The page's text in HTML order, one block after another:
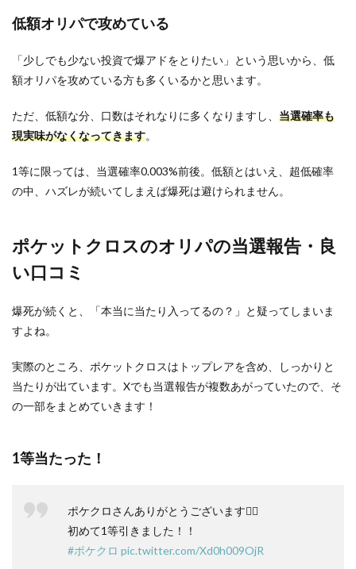
低額オリパで攻めている
「少しでも少ない投資で爆アドをとりたい」という思いから、低
額オリパを攻めている方も多くいるかと思います。
ただ、低額な分、口数はそれなりに多くなりますし、 当選確率も
現実味がなくなってきます。
1等に限っては、当選確率0.003%前後。低額とはいえ、超低確率
の中、ハズレが続いてしまえば爆死は避けられません。
ポケットクロスのオリパの当選報告・良
い口コミ
爆死が続くと、「本当に当たり入ってるの？」と疑ってしまいま
すよね。
実際のところ、ポケットクロスはトップレアを含め、しっかりと
当たりが出ています。Xでも当選報告が複数あがっていたので、そ
の一部をまとめていきます！
1等当たった！
ポケクロさんありがとうございます🙇‍♀️
初めて1等引きました！！
#ポケクロ pic.twitter.com/Xd0h009OjR